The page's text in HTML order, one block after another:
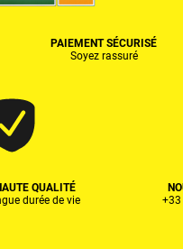
PAIEMENT SÉCURISÉ
Soyez rassuré
QUALITÉ
durée de vie
+33